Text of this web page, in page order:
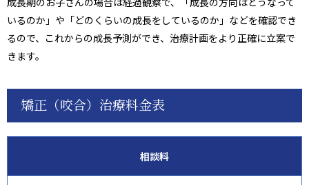
いるのか」や「どのくらいの成長をしているのか」などを確認でき
るので、これからの成長予測ができ、治療計画をより正確に立案で
きます。
矯正（咬合）治療料金表
相談料